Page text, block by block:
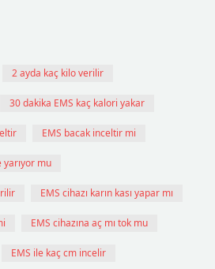
2 ayda kaç kilo verilir
30 dakika EMS kaç kalori yakar
EMS bacak inceltir mi
yarıyor mu
EMS cihazı karın kası yapar mı
EMS cihazına aç mı tok mu
EMS ile kaç cm incelir